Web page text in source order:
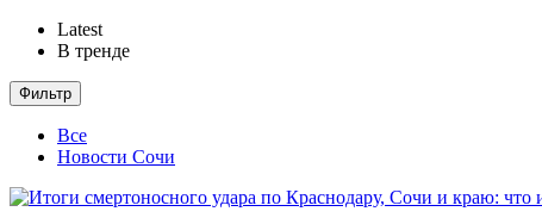
Latest
В тренде
Фильтр
Все
Новости Сочи